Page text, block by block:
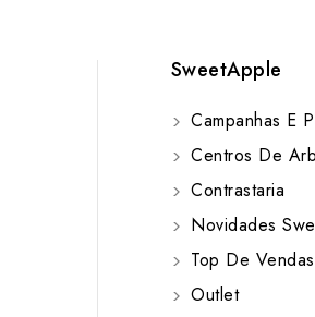
SweetApple
Campanhas E
Centros De
Contrastaria
Novidades
Top De Vendas
Outlet